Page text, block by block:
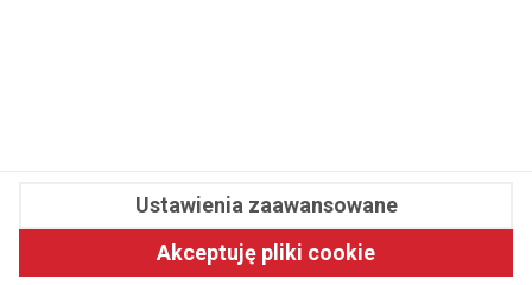
Fit.pl © 2026 Wszystkie prawa zastrzeżone.
Pawelec.info
Ustawienia zaawansowane
Akceptuję pliki cookie